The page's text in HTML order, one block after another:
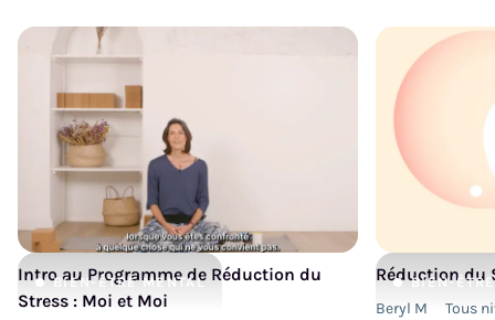
BIEN-ÊTRE MENTAL
Intro au Programme de Réduction du
Stress : Moi et Moi
BIEN-ÊTRE
Réduction du
Beryl M Tous